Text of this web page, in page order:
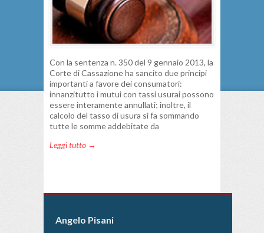
Con la sentenza n. 350 del 9 gennaio 2013, la
Corte di Cassazione ha sancito due principi
importanti a favore dei consumatori:
innanzitutto i mutui con tassi usurai possono
essere interamente annullati; inoltre, il
calcolo del tasso di usura si fa sommando
tutte le somme addebitate da
Leggi tutto →
Angelo Pisani